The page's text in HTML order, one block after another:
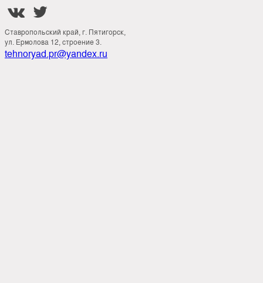
 
Ставропольский край, г. Пятигорск,
ул. Ермолова 12, строение 3.
tehnoryad.pr@yandex.ru